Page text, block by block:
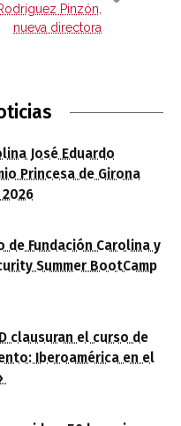
Pinzón,
nueva directora
José Eduardo
Princesa de Girona
Fundación Carolina y
Summer BootCamp
clausuran el curso de
Iberoamérica en el